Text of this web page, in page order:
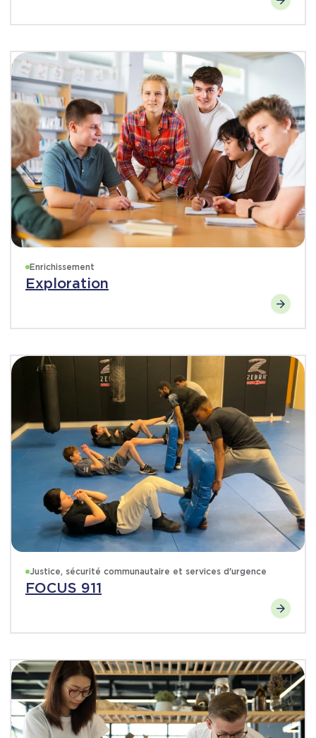
Enrichissement
Exploration
Justice, sécurité communautaire et services d'urgence
FOCUS 911